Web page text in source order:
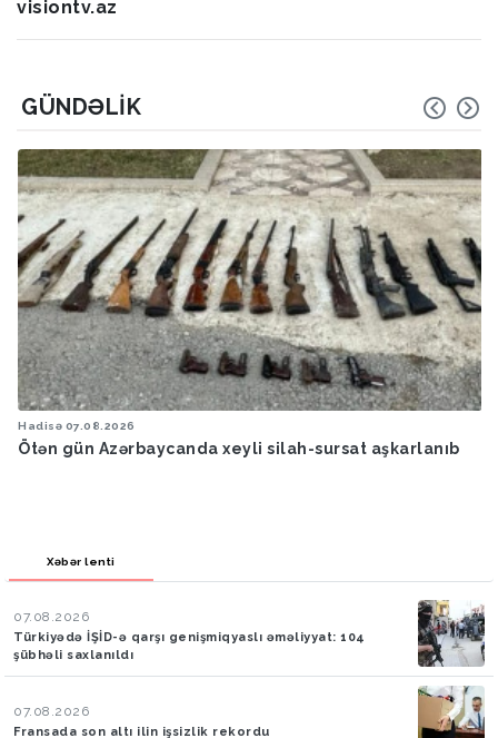
visiontv.az
GÜNDƏLIK
Hadisə 07.08.2026
Ötən gün Azərbaycanda xeyli silah-sursat aşkarlanıb
Xəbər lenti
07.08.2026
Türkiyədə İŞİD-ə qarşı genişmiqyaslı əməliyyat: 104
şübhəli saxlanıldı
07.08.2026
Fransada son altı ilin işsizlik rekordu